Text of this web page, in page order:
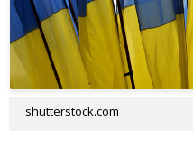
shutterstock.com